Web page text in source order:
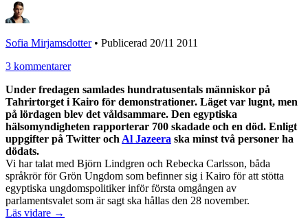
Sofia Mirjamsdotter• Publicerad 20/11 2011
3 kommentarer
Under fredagen samlades hundratusentals människor på
Tahrirtorget i Kairo för demonstrationer. Läget var lugnt, men
på lördagen blev det våldsammare. Den egyptiska
hälsomyndigheten rapporterar 700 skadade och en död. Enligt
uppgifter på Twitter och Al Jazeera ska minst två personer ha
dödats.
Vi har talat med Björn Lindgren och Rebecka Carlsson, båda
språkrör för Grön Ungdom som befinner sig i Kairo för att stötta
egyptiska ungdomspolitiker inför första omgången av
parlamentsvalet som är sagt ska hållas den 28 november.
Läs vidare →